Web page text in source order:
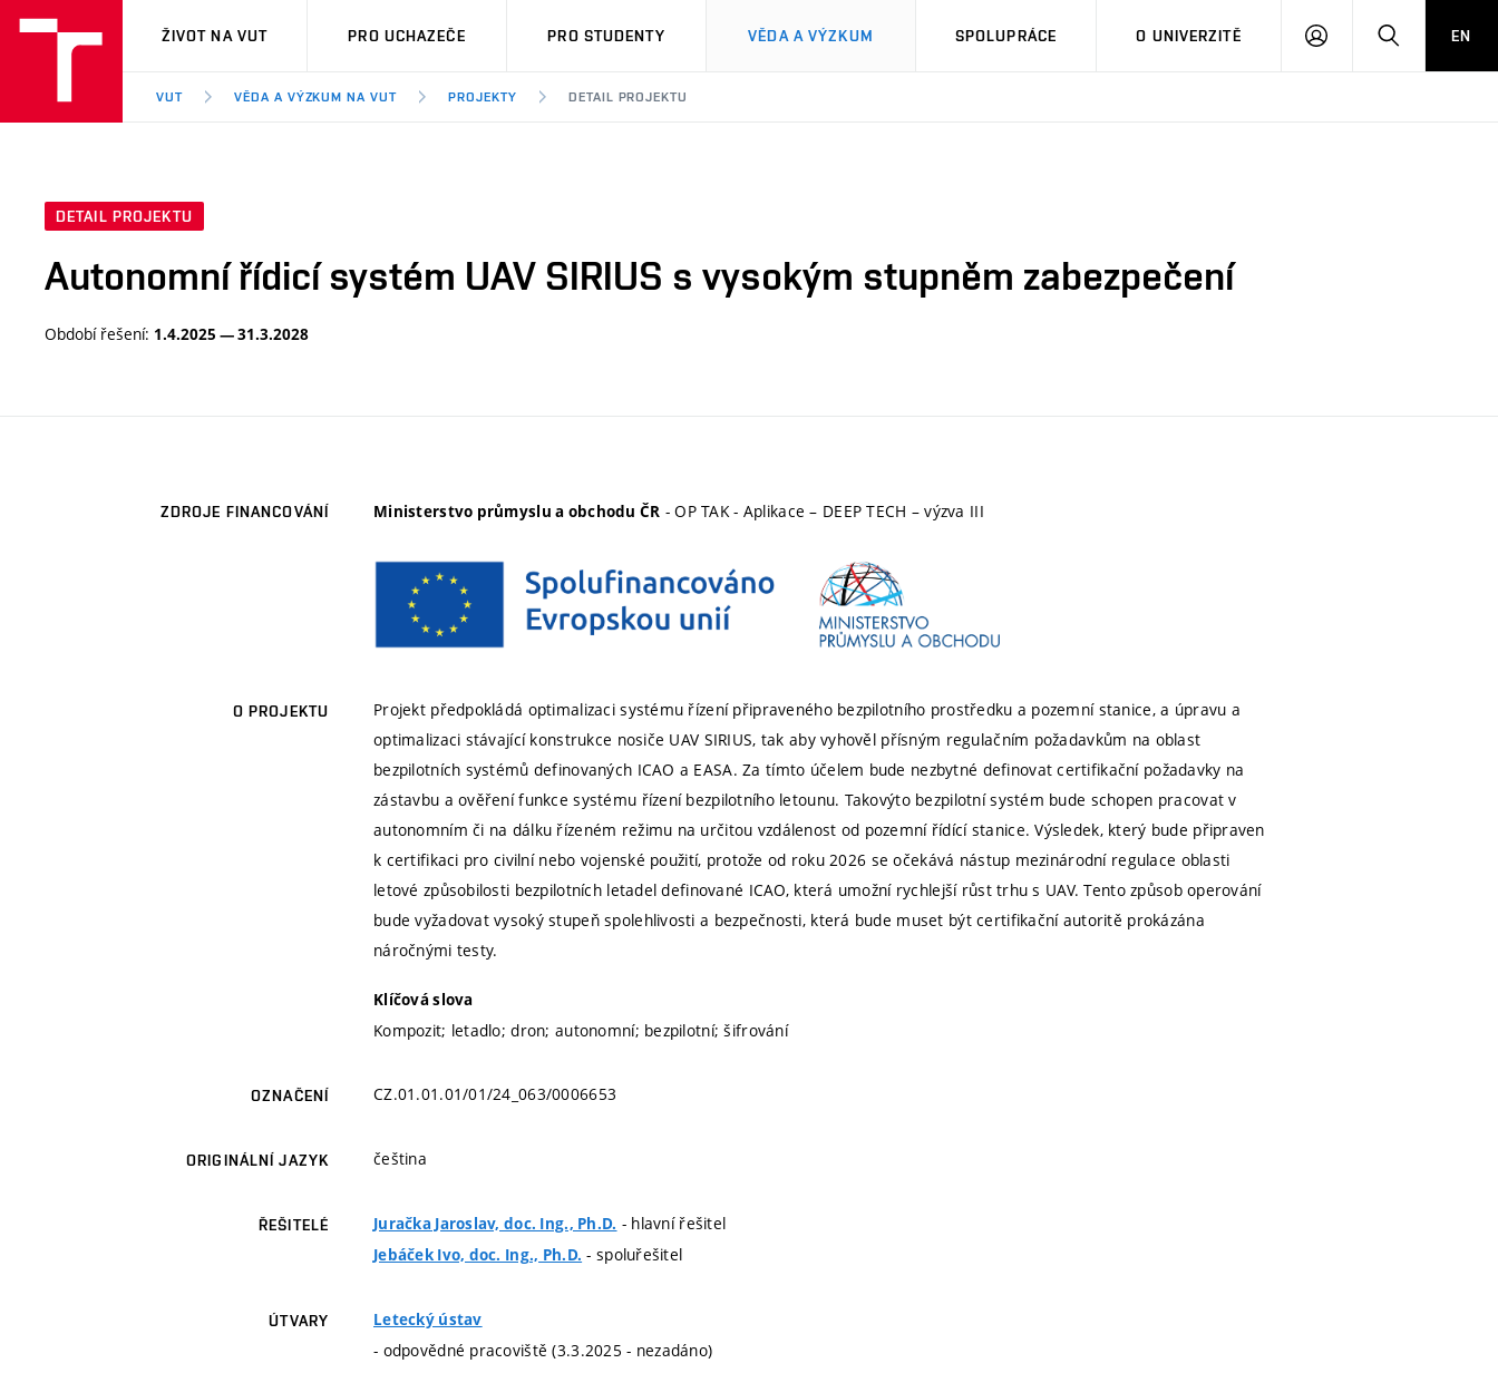
VUT
ŽIVOT NA VUT PRO UCHAZEČE PRO STUDENTY VĚDA A VÝZKUM SPOLUPRÁCE O UNIVERZITĚ
PŘIHLÁSIT HLEDATEN
VUT VĚDA A VÝZKUM NA VUT PROJEKTY DETAIL PROJEKTU
DETAIL PROJEKTU
Autonomní řídicí systém UAV SIRIUS s vysokým stupněm zabezpečení
Období řešení: 1.4.2025 — 31.3.2028
ZDROJE FINANCOVÁNÍ Ministerstvo průmyslu a obchodu ČR - OP TAK - Aplikace – DEEP TECH – výzva III
O PROJEKTU
Projekt předpokládá optimalizaci systému řízení připraveného bezpilotního prostředku a pozemní stanice, a úpravu a
optimalizaci stávající konstrukce nosiče UAV SIRIUS, tak aby vyhověl přísným regulačním požadavkům na oblast
bezpilotních systémů definovaných ICAO a EASA. Za tímto účelem bude nezbytné definovat certifikační požadavky na
zástavbu a ověření funkce systému řízení bezpilotního letounu. Takovýto bezpilotní systém bude schopen pracovat v
autonomním či na dálku řízeném režimu na určitou vzdálenost od pozemní řídící stanice. Výsledek, který bude připraven
k certifikaci pro civilní nebo vojenské použití, protože od roku 2026 se očekává nástup mezinárodní regulace oblasti
letové způsobilosti bezpilotních letadel definované ICAO, která umožní rychlejší růst trhu s UAV. Tento způsob operování
bude vyžadovat vysoký stupeň spolehlivosti a bezpečnosti, která bude muset být certifikační autoritě prokázána
náročnými testy.
Klíčová slova
Kompozit; letadlo; dron; autonomní; bezpilotní; šifrování
OZNAČENÍ CZ.01.01.01/01/24_063/0006653
ORIGINÁLNÍ JAZYK čeština
ŘEŠITELÉ Juračka Jaroslav, doc. Ing., Ph.D. - hlavní řešitel
Jebáček Ivo, doc. Ing., Ph.D. - spoluřešitel
ÚTVARY Letecký ústav
- odpovědné pracoviště (3.3.2025 - nezadáno)